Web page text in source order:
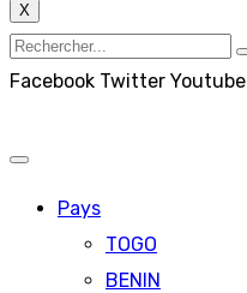
X
Facebook Twitter Youtube
Pays
TOGO
BENIN